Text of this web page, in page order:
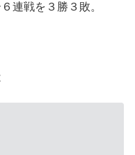
連戦を３勝３敗。